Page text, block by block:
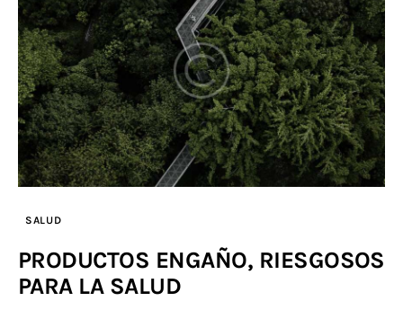
SALUD
PRODUCTOS ENGAÑO, RIESGOSOS
PARA LA SALUD